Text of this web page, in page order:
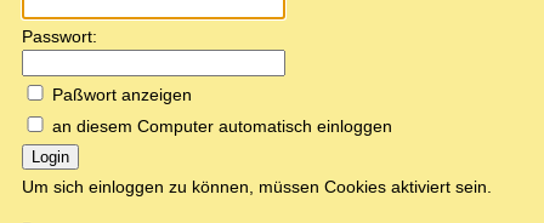
Passwort:
Paßwort anzeigen
an diesem Computer automatisch einloggen
Login
Um sich einloggen zu können, müssen Cookies aktiviert sein.